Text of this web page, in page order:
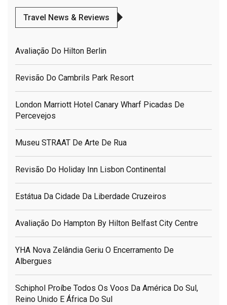
Travel News & Reviews
Avaliação Do Hilton Berlin
Revisão Do Cambrils Park Resort
London Marriott Hotel Canary Wharf Picadas De
Percevejos
Museu STRAAT De Arte De Rua
Revisão Do Holiday Inn Lisbon Continental
Estátua Da Cidade Da Liberdade Cruzeiros
Avaliação Do Hampton By Hilton Belfast City Centre
YHA Nova Zelândia Geriu O Encerramento De
Albergues
Schiphol Proíbe Todos Os Voos Da América Do Sul,
Reino Unido E África Do Sul